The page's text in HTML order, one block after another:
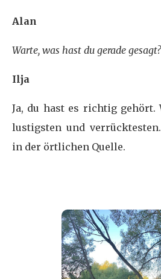
Alan
Warte, was hast du gerade gesagt?
Ilja
Ja, du hast es richtig gehört.
lustigsten und
in der örtlichen Quelle.